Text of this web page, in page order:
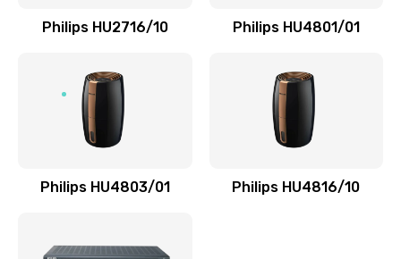
Заказать
Замена микросхемы управления
Замена микросхемы NFC
Philips HU2716/10 Philips HU4801/01
Philips HU4803/01 Philips HU4816/10